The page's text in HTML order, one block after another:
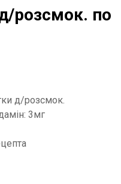
розсмок. по
д/розсмок.
3мг